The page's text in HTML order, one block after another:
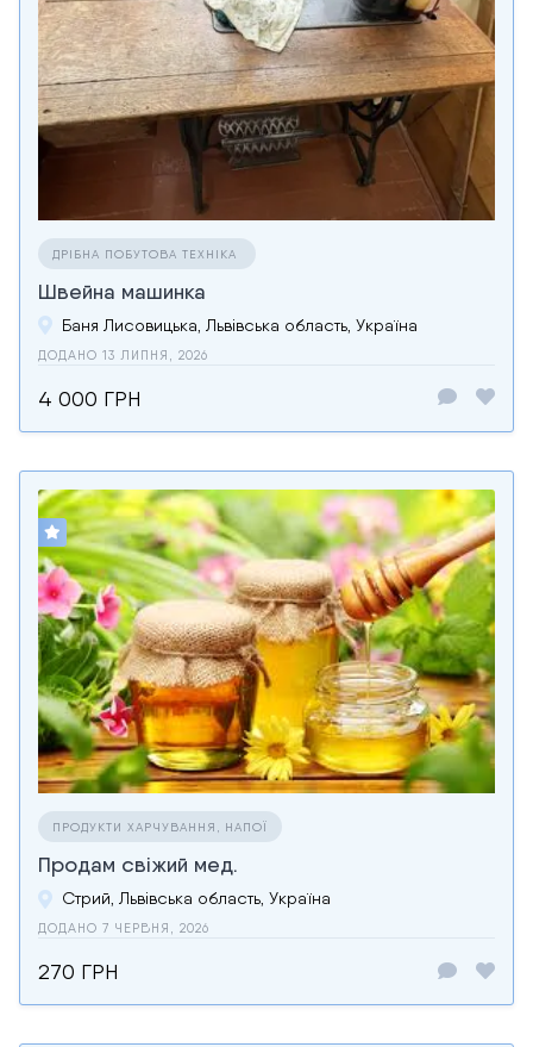
ДРІБНА ПОБУТОВА ТЕХНІКА
Швейна машинка
Баня Лисовицька, Львівська область, Україна
ДОДАНО 13 ЛИПНЯ, 2026
4 000 ГРН
ПРОДУКТИ ХАРЧУВАННЯ, НАПОЇ
Продам свіжий мед.
Стрий, Львівська область, Україна
ДОДАНО 7 ЧЕРВНЯ, 2026
270 ГРН